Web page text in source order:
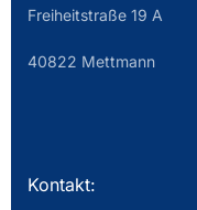
Freiheitstraße 19 A
40822 Mettmann
Kontakt: